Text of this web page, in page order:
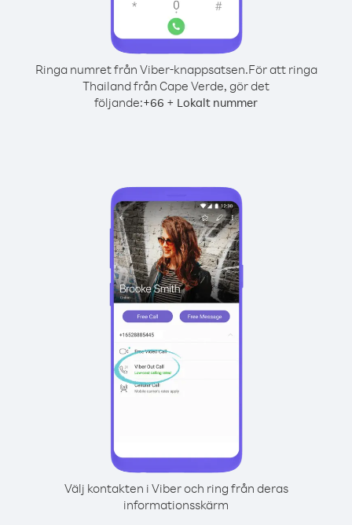
Ringa numret från Viber-knappsatsen.För att ringa
Thailand från Cape Verde, gör det
följande:+66 + Lokalt nummer
Välj kontakten i Viber och ring från deras
informationsskärm